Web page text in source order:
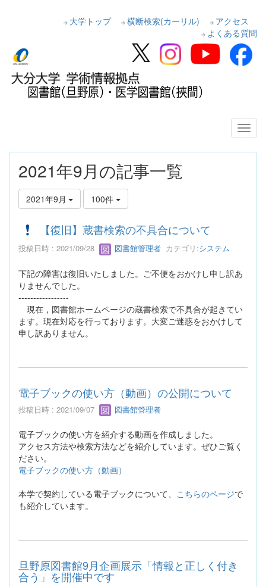
大学トップ 横断検索(カーリル)
アクセス
よくある質問
2021年9月の記事一覧
2021年9月 100件
【復旧】蔵書検索の不具合について
投稿日時 : 2021/09/28 図書館管理者 カテゴリ:システム
下記の障害は復旧いたしました。ご不便をおかけし申し訳あ
りませんでした。
-----------------
現在，図書館ホームページの蔵書検索で不具合が起きてい
ます。現在対応を行っております。大変ご迷惑をおかけして
申し訳ありません。
電子ブックの使い方（動画）の公開について
投稿日時 : 2021/09/07 図書館管理者
電子ブックの使い方を紹介する動画を作成しました。
アクセス方法や検索方法などを紹介しています。ぜひご覧く
ださい。
電子ブックの使い方（動画）
本学で契約している電子ブックについて、 こちらのページで
も紹介しています。
旦野原図書館9月企画展示「情報と正しく付き
合う」を開催中です